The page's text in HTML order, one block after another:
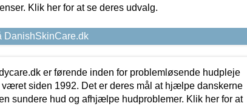
Klik her for at se deres udvalg.
DanishSkinCare.dk
er førende inden for problemløsende hudpleje
været siden 1992. Det er deres mål at hjælpe danskerne
sundere hud og afhjælpe hudproblemer. Klik her for at